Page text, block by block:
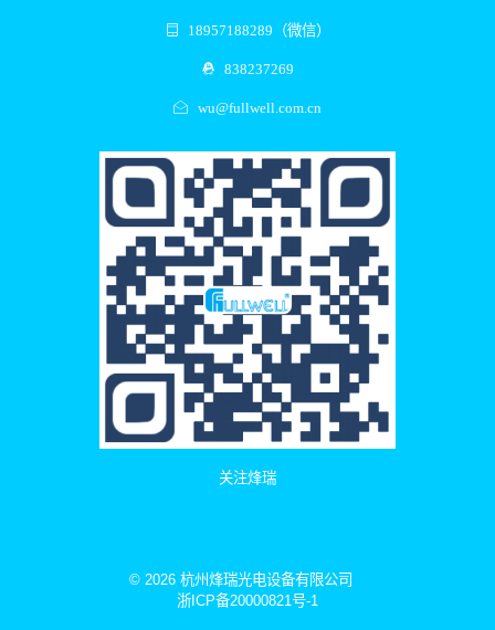
18957188289（微信）
838237269
wu@fullwell.com.cn
关注烽瑞
© 2026 杭州烽瑞光电设备有限公司
浙ICP备20000821号-1